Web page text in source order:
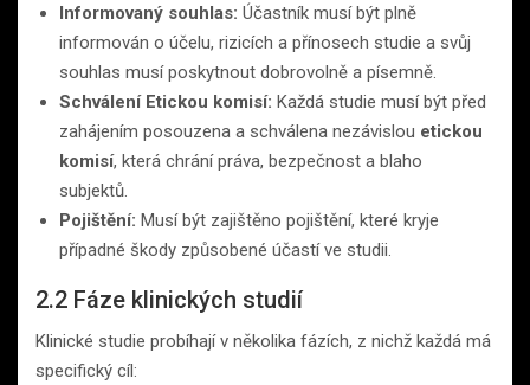
Informovaný souhlas: Účastník musí být plně
informován o účelu, rizicích a přínosech studie a svůj
souhlas musí poskytnout dobrovolně a písemně.
Schválení Etickou komisí: Každá studie musí být před
zahájením posouzena a schválena nezávislou etickou
komisí, která chrání práva, bezpečnost a blaho
subjektů.
Pojištění: Musí být zajištěno pojištění, které kryje
případné škody způsobené účastí ve studii.
2.2 Fáze klinických studií
Klinické studie probíhají v několika fázích, z nichž každá má
specifický cíl: